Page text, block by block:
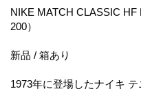
NIKE MATCH CLASSIC
200）
新品 / 箱あり
1973年に登場したナイキ